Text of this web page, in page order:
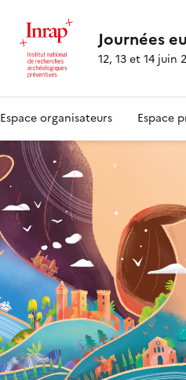
Journées
12, 13 et 14 juin
Espace organisateurs Espace